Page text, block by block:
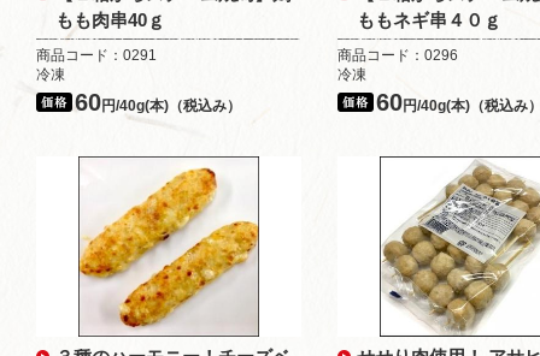
もも肉串40ｇ
商品コード：0291
冷凍
60円/40g(本)（税込み）
ももネギ串４０ｇ
商品コード：0296
冷凍
60円/40g(本)（税込み